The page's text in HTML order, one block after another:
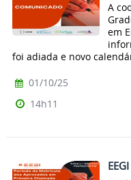
A
em
foi adiada e novo
01/10/25
14h11